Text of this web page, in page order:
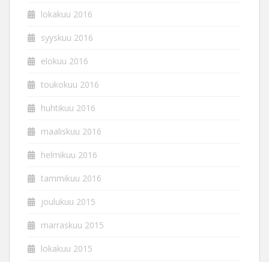
lokakuu 2016
syyskuu 2016
elokuu 2016
toukokuu 2016
huhtikuu 2016
maaliskuu 2016
helmikuu 2016
tammikuu 2016
joulukuu 2015
marraskuu 2015
lokakuu 2015